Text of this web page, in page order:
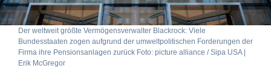
Der weltweit größte Vermögensverwalter Blackrock: Viele
Bundesstaaten zogen aufgrund der umweltpolitischen Forderungen der
Firma ihre Pensionsanlagen zurück Foto: picture alliance / Sipa USA |
Erik McGregor